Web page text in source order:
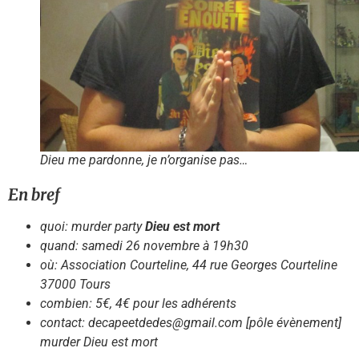
Dieu me pardonne, je n’organise pas…
En bref
quoi: murder partyDieu est mort
quand: samedi 26 novembre à 19h30
où: Association Courteline, 44 rue Georges Courteline
37000 Tours
combien: 5€, 4€ pour les adhérents
contact: decapeetdedes@gmail.com [pôle évènement]
murder Dieu est mort